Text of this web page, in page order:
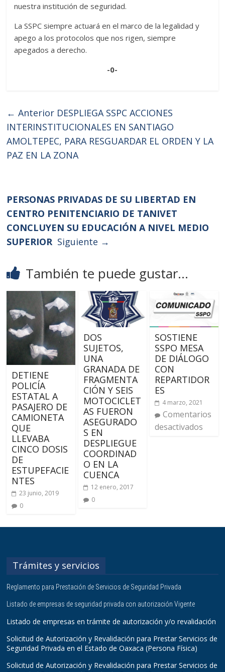
nuestra institución de seguridad.
La SSPC siempre actuará en el marco de la legalidad y
apego a los protocolos que nos rigen, siempre
apegados a derecho.
-0-
← Anterior DESPLIEGA SSPC ACCIONES
INTERINSTITUCIONALES EN SANTIAGO
AMOLTEPEC, PARA RESGUARDAR EL ORDEN Y LA
PAZ EN LA ZONA
PERSONAS PRIVADAS DE SU LIBERTAD EN
CENTRO PENITENCIARIO DE TANIVET
CONCLUYEN SU EDUCACIÓN A NIVEL MEDIO
SUPERIOR Siguiente →
También te puede gustar...
DETIENE
POLICÍA
ESTATAL A
PASAJERO DE
CAMIONETA
QUE
LLEVABA
CINCO DOSIS
DE
ESTUPEFACIE
NTES
23 junio, 2019
0
DOS
SUJETOS,
UNA
GRANADA DE
FRAGMENTA
CIÓN Y SEIS
MOTOCICLET
AS FUERON
ASEGURADO
S EN
DESPLIEGUE
COORDINAD
O EN LA
CUENCA
12 enero, 2017
0
SOSTIENE
SSPO MESA
DE DIÁLOGO
CON
REPARTIDOR
ES
4 marzo, 2021
Comentarios
desactivados
Trámites y servicios
Reglamento para Prestación de Servicios de Seguridad Privada
Listado de empresas de seguridad privada con autorización Vigente
Listado de empresas en trámite de autorización y/o revalidación
Solicitud de Autorización y Revalidación para Prestar Servicios de
Seguridad Privada en el Estado de Oaxaca (Persona Física)
Solicitud de Autorización y Revalidación para Prestar Servicios de